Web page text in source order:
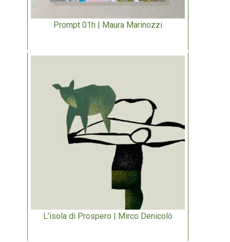
Prompt 01h | Maura Marinozzi
L’isola di Prospero | Mirco Denicolò